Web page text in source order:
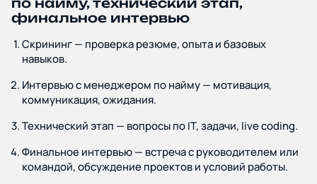
финальное интервью
Скрининг — проверка резюме, опыта и базовых
навыков.
Интервью с менеджером по найму — мотивация,
коммуникация, ожидания.
Технический этап — вопросы по IT, задачи, live coding.
Финальное интервью — встреча с руководителем или
командой, обсуждение проектов и условий работы.